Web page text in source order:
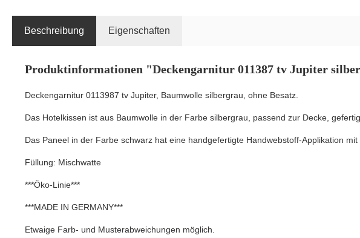
Beschreibung Eigenschaften
Produktinformationen "Deckengarnitur 011387 tv Jupiter
Deckengarnitur 0113987 tv Jupiter, Baumwolle silbergrau, ohne Besatz.
Das Hotelkissen ist aus Baumwolle in der Farbe silbergrau, passend zur Decke,
Das Paneel in der Farbe schwarz hat eine handgefertigte Handwebstoff-Applikation mit
Füllung: Mischwatte
***Öko-Linie***
***MADE IN GERMANY***
Etwaige Farb- und Musterabweichungen möglich.